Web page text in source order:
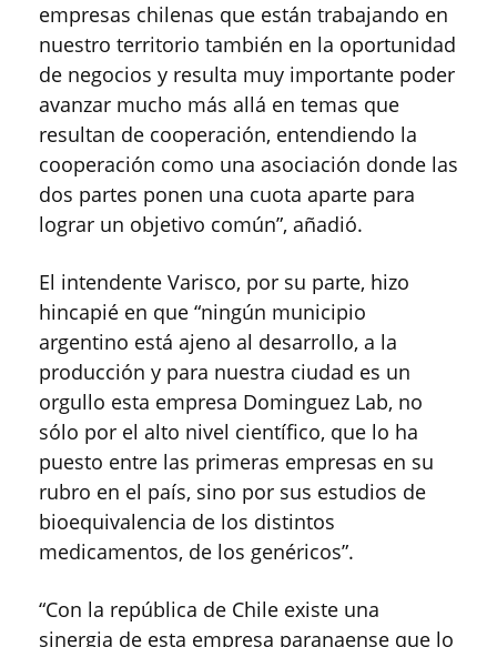
empresas chilenas que están trabajando en
nuestro territorio también en la oportunidad
de negocios y resulta muy importante poder
avanzar mucho más allá en temas que
resultan de cooperación, entendiendo la
cooperación como una asociación donde las
dos partes ponen una cuota aparte para
lograr un objetivo común”, añadió.
El intendente Varisco, por su parte, hizo
hincapié en que “ningún municipio
argentino está ajeno al desarrollo, a la
producción y para nuestra ciudad es un
orgullo esta empresa Dominguez Lab, no
sólo por el alto nivel científico, que lo ha
puesto entre las primeras empresas en su
rubro en el país, sino por sus estudios de
bioequivalencia de los distintos
medicamentos, de los genéricos”.
“Con la república de Chile existe una
sinergia de esta empresa paranaense que lo